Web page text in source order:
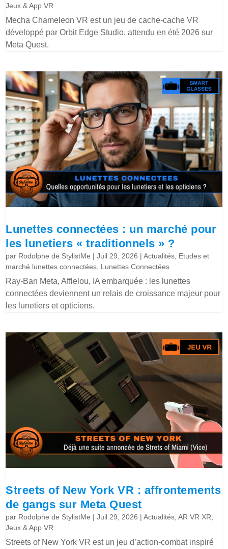
Jeux & App VR
Mecha Chameleon VR est un jeu de cache-cache VR
développé par Orbit Edge Studio, attendu en été 2026 sur
Meta Quest.
Lunettes connectées : un marché pour
les lunetiers « traditionnels » ?
par Rodolphe de StylistMe |Juil 29, 2026 |Actualités Etudes et
marché lunettes connectées Lunettes Connectées
Ray-Ban Meta, Afflelou, IA embarquée : les lunettes
connectées deviennent un relais de croissance majeur pour
les lunetiers et opticiens.
Streets of New York VR : affrontements
de gangs sur Meta Quest
par Rodolphe de StylistMe |Juil 29, 2026 |Actualités ,AR VR XR
Jeux & App VR
Streets of New York VR est un jeu d’action-combat inspiré